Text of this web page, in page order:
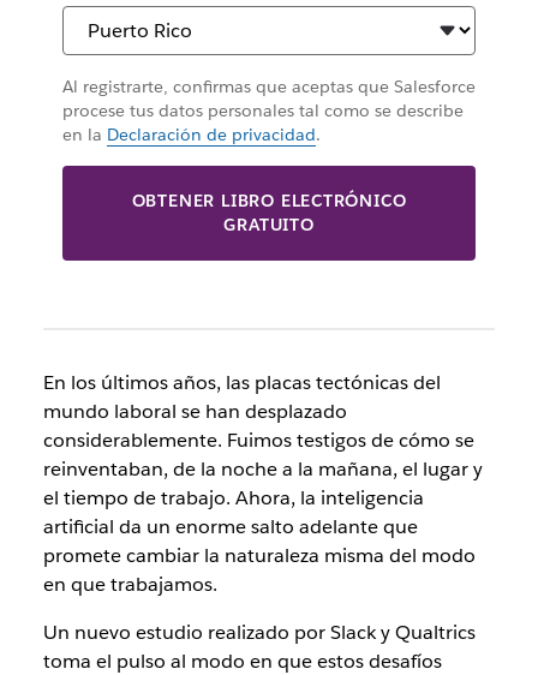
Al registrarte, confirmas que aceptas que Salesforce
procese tus datos personales tal como se describe
en la Declaración de privacidad.
OBTENER LIBRO ELECTRÓNICO
GRATUITO
En los últimos años, las placas tectónicas del
mundo laboral se han desplazado
considerablemente. Fuimos testigos de cómo se
reinventaban, de la noche a la mañana, el lugar y
el tiempo de trabajo. Ahora, la inteligencia
artificial da un enorme salto adelante que
promete cambiar la naturaleza misma del modo
en que trabajamos.
Un nuevo estudio realizado por Slack y Qualtrics
toma el pulso al modo en que estos desafíos